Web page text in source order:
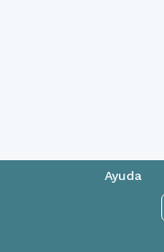
Ayuda